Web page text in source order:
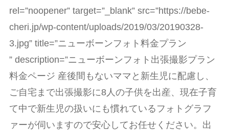
rel=”noopener” target=”_blank” src=”https://bebe-
cheri.jp/wp-content/uploads/2019/03/20190328-
3.jpg” title=”ニューボーンフォト料金プラン
” description=”ニューボーンフォト出張撮影プラン
料金ページ 産後間もないママと新生児に配慮し、
ご自宅まで出張撮影に8人の子供を出産、現在子育
て中で新生児の扱いにも慣れているフォトグラフ
ァーが伺いますので安心してお任せください。出